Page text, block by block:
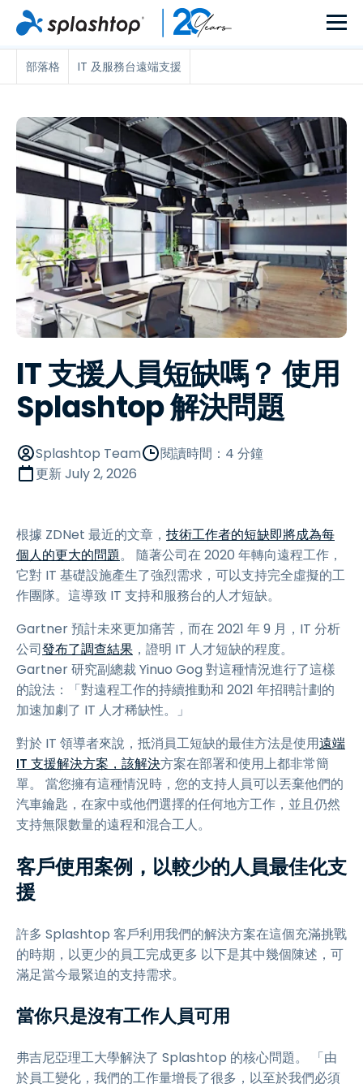
部落格 IT 及服務台遠端支援
IT 支援人員短缺嗎？ 使用
Splashtop 解決問題
Splashtop Team
閱讀時間：4 分鐘
更新July 2, 2026
根據 ZDNet 最近的文章， 技術工作者的短缺即將成為每
個人的更大的問題。 隨著公司在 2020 年轉向遠程工作，
它對 IT 基礎設施產生了強烈需求，可以支持完全虛擬的工
作團隊。這導致 IT 支持和服務台的人才短缺。
Gartner 預計未來更加痛苦，而在 2021 年 9 月，IT 分析
公司發布了調查結果 ，證明 IT 人才短缺的程度。
Gartner 研究副總裁 Yinuo Gog 對這種情況進行了這樣
的說法：「對遠程工作的持續推動和 2021 年招聘計劃的
加速加劇了 IT 人才稀缺性。」
對於 IT 領導者來說，抵消員工短缺的最佳方法是使用遠端
IT 支援解決方案，該解決方案在部署和使用上都非常簡
單。 當您擁有這種情況時，您的支持人員可以丟棄他們的
汽車鑰匙，在家中或他們選擇的任何地方工作，並且仍然
支持無限數量的遠程和混合工人。
客戶使用案例，以較少的人員最佳化支
援
許多 Splashtop 客戶利用我們的解決方案在這個充滿挑戰
的時期，以更少的員工完成更多 以下是其中幾個陳述，可
滿足當今最緊迫的支持需求。
當你只是沒有工作人員可用
弗吉尼亞理工大學解決了 Splashtop 的核心問題。 「由
於員工變化，我們的工作量增長了很多，以至於我們必須